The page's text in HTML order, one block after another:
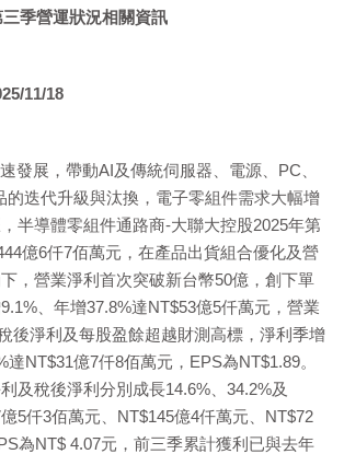
季營運狀況相關資訊
11/18
發展，帶動AI及傳統伺服器、電源、PC、
的迭代升級與汰換，電子零組件需求大幅增
半導體零組件通路商-大聯大控股2025年第
億6仟7佰萬元，在產品出貨組合優化及營
，營業淨利首次突破新台幣50億，創下單
、年增37.8%達NT$53億5仟萬元，營業
後淨利及每股盈餘超越財測高標，淨利季增
達NT$31億7仟8佰萬元，EPS為NT$1.89。
及稅後淨利分別成長14.6%、34.2%及
5仟3佰萬元、NT$145億4仟萬元、NT$72
為NT$ 4.07元，前三季累計獲利已與去年